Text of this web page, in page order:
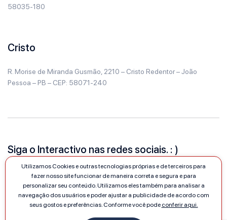
58035-180
Cristo
R. Morise de Miranda Gusmão, 2210 – Cristo Redentor – João
Pessoa – PB – CEP: 58071-240
Siga o Interactivo nas redes sociais. : )
Utilizamos Cookies e outras tecnologias próprias e de terceiros para
fazer nosso site funcionar de maneira correta e segura e para
personalizar seu conteúdo. Utilizamos eles também para analisar a
navegação dos usuários e poder ajustar a publicidade de acordo com
seus gostos e preferências. Conforme você pode conferir aqui.